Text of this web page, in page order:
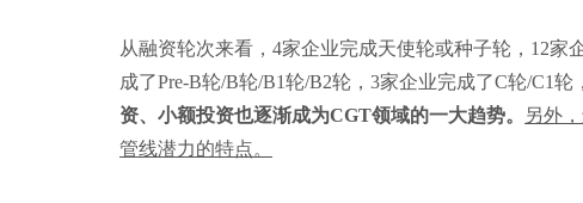
从融资轮次来看，4家企业完成天使轮或种子轮，12家
成了Pre-B轮/B轮/B1轮/B2轮，3家企业完成了C轮/C1轮，
资、小额投资也逐渐成为CGT领域的一大趋势。
另外
管线潜力的特点。